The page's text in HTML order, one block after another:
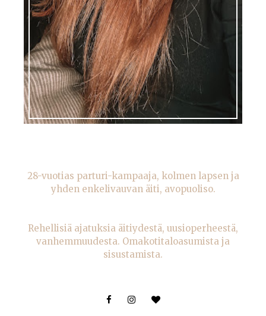
28-vuotias parturi-kampaaja, kolmen lapsen ja
yhden enkelivauvan äiti, avopuoliso.
Rehellisiä ajatuksia äitiydestä, uusioperheestä,
vanhemmuudesta. Omakotitaloasumista ja
sisustamista.